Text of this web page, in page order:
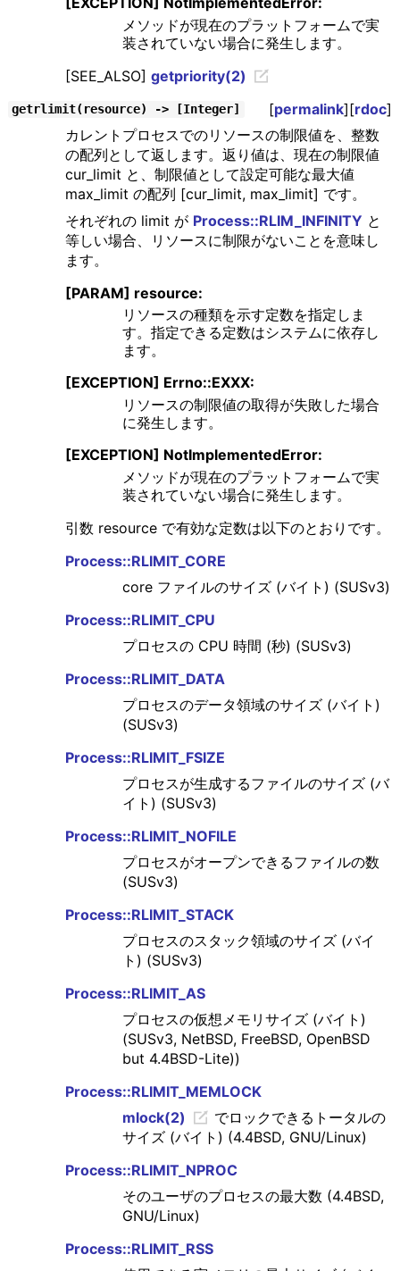
メソッドが現在のプラットフォームで実
装されていない場合に発生します。
[SEE_ALSO] getpriority(2)
getrlimit(resource) -> [Integer] [permalink][rdoc]
カレントプロセスでのリソースの制限値を、整数
の配列として返します。返り値は、現在の制限値
cur_limit と、制限値として設定可能な最大値
max_limit の配列 [cur_limit, max_limit] です。
それぞれの limit が Process::RLIM_INFINITY と
等しい場合、リソースに制限がないことを意味し
ます。
[PARAM] resource:
リソースの種類を示す定数を指定しま
す。指定できる定数はシステムに依存し
ます。
[EXCEPTION] Errno::EXXX:
リソースの制限値の取得が失敗した場合
に発生します。
[EXCEPTION] NotImplementedError:
メソッドが現在のプラットフォームで実
装されていない場合に発生します。
引数 resource で有効な定数は以下のとおりです。
Process::RLIMIT_CORE
core ファイルのサイズ (バイト) (SUSv3)
Process::RLIMIT_CPU
プロセスの CPU 時間 (秒) (SUSv3)
Process::RLIMIT_DATA
プロセスのデータ領域のサイズ (バイト)
(SUSv3)
Process::RLIMIT_FSIZE
プロセスが生成するファイルのサイズ (バ
イト) (SUSv3)
Process::RLIMIT_NOFILE
プロセスがオープンできるファイルの数
(SUSv3)
Process::RLIMIT_STACK
プロセスのスタック領域のサイズ (バイ
ト) (SUSv3)
Process::RLIMIT_AS
プロセスの仮想メモリサイズ (バイト)
(SUSv3, NetBSD, FreeBSD, OpenBSD
but 4.4BSD-Lite))
Process::RLIMIT_MEMLOCK
mlock(2)
でロックできるトータルの
サイズ (バイト) (4.4BSD, GNU/Linux)
Process::RLIMIT_NPROC
そのユーザのプロセスの最大数 (4.4BSD,
GNU/Linux)
Process::RLIMIT_RSS